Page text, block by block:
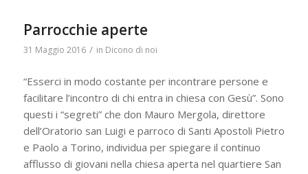
Parrocchie aperte
31 Maggio 2016 / in Dicono di noi
“Esserci in modo costante per incontrare persone e
facilitare l’incontro di chi entra in chiesa con Gesù”. Sono
questi i “segreti” che don Mauro Mergola, direttore
dell’Oratorio san Luigi e parroco di Santi Apostoli Pietro
e Paolo a Torino, individua per spiegare il continuo
afflusso di giovani nella chiesa aperta nel quartiere San